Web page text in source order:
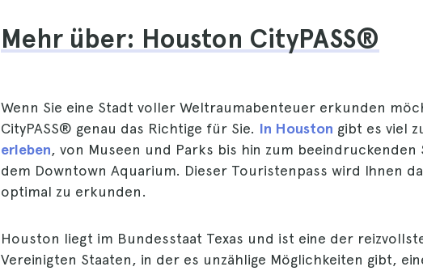
Mehr über: Houston CityPASS®
Wenn Sie eine Stadt voller Weltraumabenteuer erkunden
CityPASS® genau das Richtige für Sie. In Houston gibt es viel
erleben, von Museen und Parks bis hin zum beeindruckenden
dem Downtown Aquarium. Dieser Touristenpass wird Ihnen
optimal zu erkunden.
Houston liegt im Bundesstaat Texas und ist eine der
Vereinigten Staaten, in der es unzählige Möglichkeiten gibt,